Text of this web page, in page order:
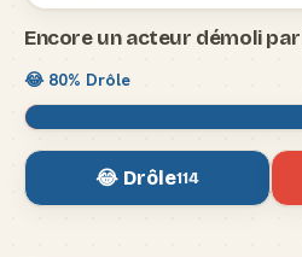
Encore un acteur démoli
😂 80% Drôle
😂 Drôle114